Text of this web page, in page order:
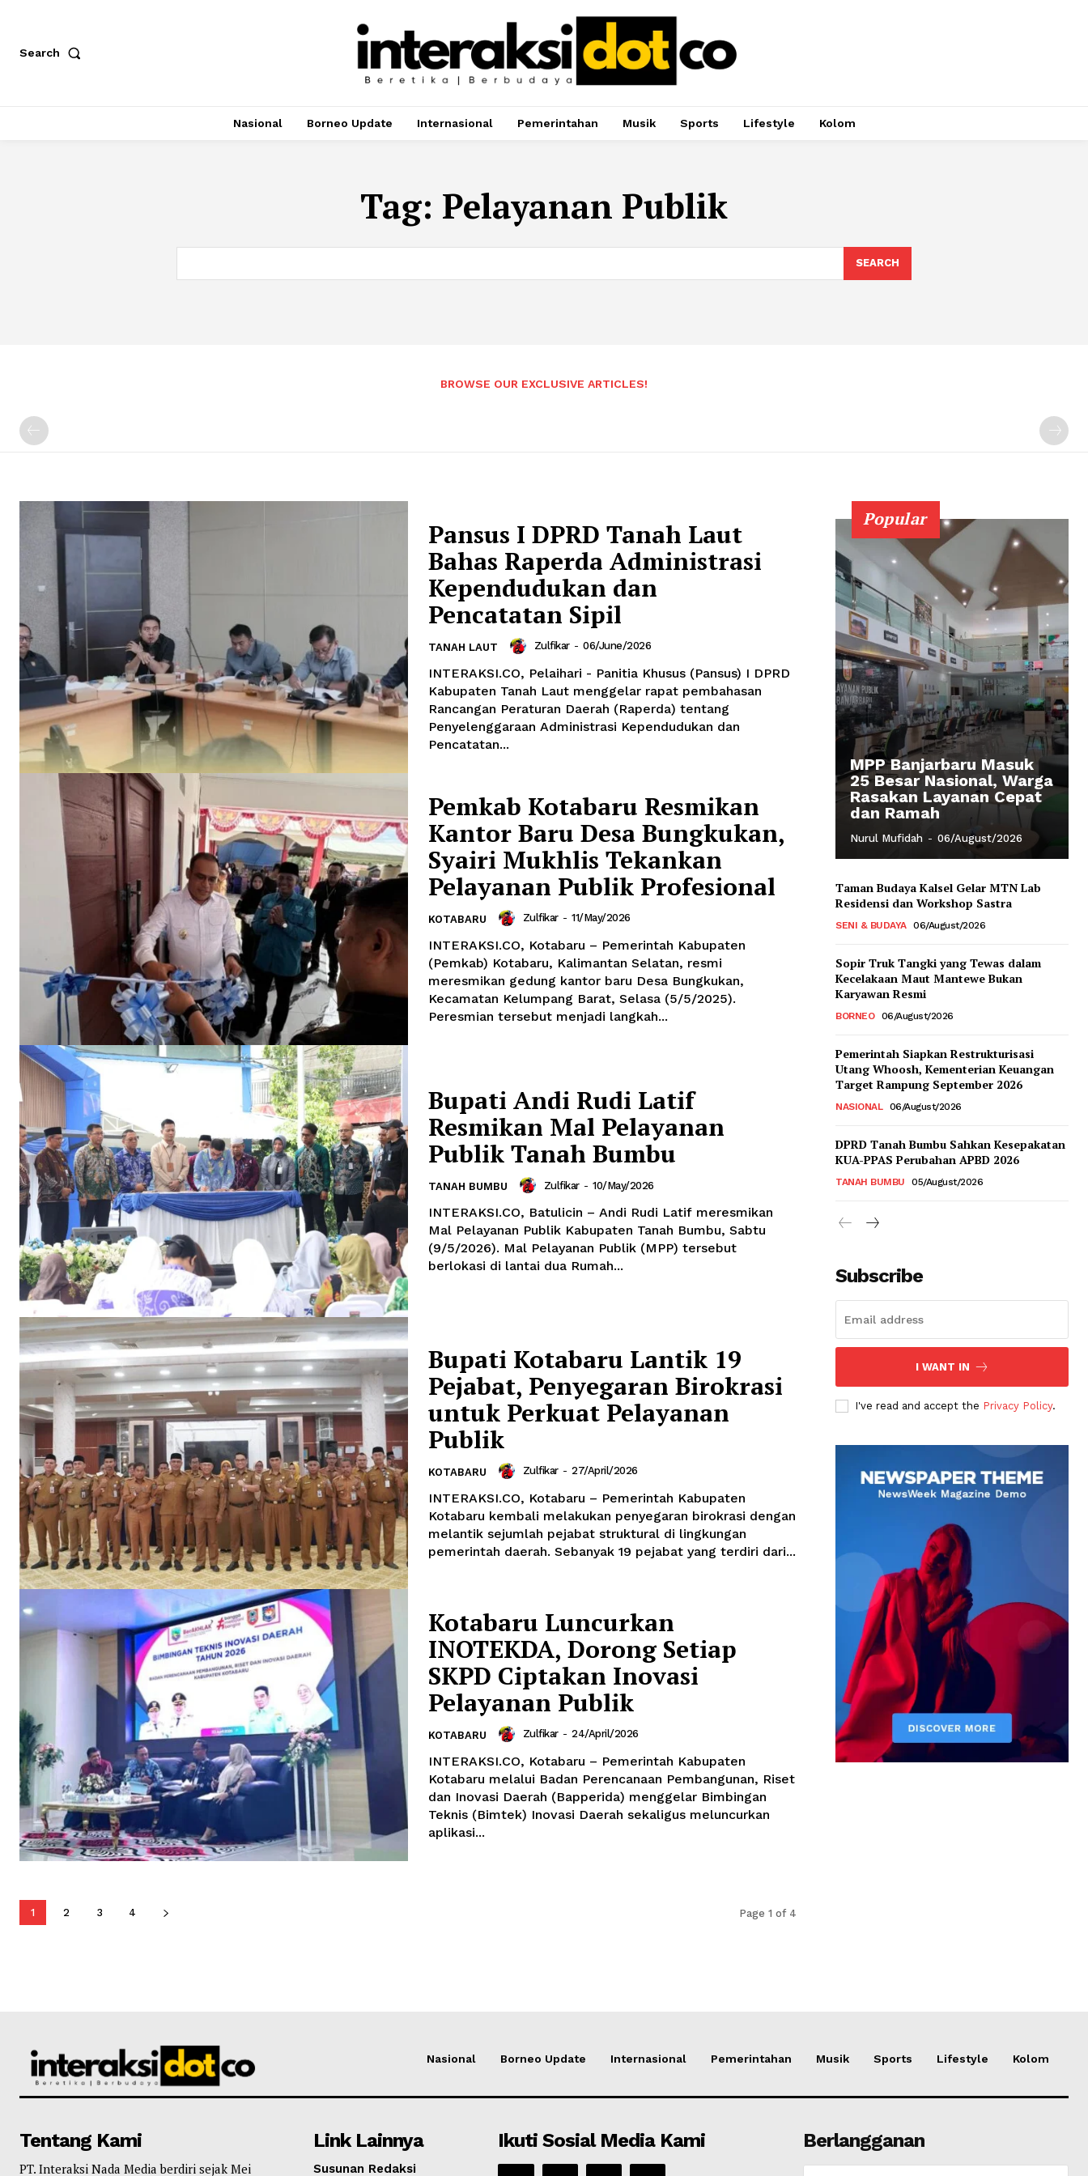
Search
Nasional Borneo Update Internasional Pemerintahan Musik Sports Lifestyle Kolom
Tag: Pelayanan Publik
SEARCH
BROWSE OUR EXCLUSIVE ARTICLES!
Pansus I DPRD Tanah Laut
Bahas Raperda Administrasi
Kependudukan dan
Pencatatan Sipil
TANAH LAUT Zulfikar - 06/June/2026
INTERAKSI.CO, Pelaihari - Panitia Khusus (Pansus) I DPRD
Kabupaten Tanah Laut menggelar rapat pembahasan
Rancangan Peraturan Daerah (Raperda) tentang
Penyelenggaraan Administrasi Kependudukan dan
Pencatatan...
Pemkab Kotabaru Resmikan
Kantor Baru Desa Bungkukan,
Syairi Mukhlis Tekankan
Pelayanan Publik Profesional
KOTABARU Zulfikar - 11/May/2026
INTERAKSI.CO, Kotabaru – Pemerintah Kabupaten
(Pemkab) Kotabaru, Kalimantan Selatan, resmi
meresmikan gedung kantor baru Desa Bungkukan,
Kecamatan Kelumpang Barat, Selasa (5/5/2025).
Peresmian tersebut menjadi langkah...
Bupati Andi Rudi Latif
Resmikan Mal Pelayanan
Publik Tanah Bumbu
TANAH BUMBU Zulfikar - 10/May/2026
INTERAKSI.CO, Batulicin – Andi Rudi Latif meresmikan
Mal Pelayanan Publik Kabupaten Tanah Bumbu, Sabtu
(9/5/2026). Mal Pelayanan Publik (MPP) tersebut
berlokasi di lantai dua Rumah...
Bupati Kotabaru Lantik 19
Pejabat, Penyegaran Birokrasi
untuk Perkuat Pelayanan
Publik
KOTABARU Zulfikar - 27/April/2026
INTERAKSI.CO, Kotabaru – Pemerintah Kabupaten
Kotabaru kembali melakukan penyegaran birokrasi dengan
melantik sejumlah pejabat struktural di lingkungan
pemerintah daerah. Sebanyak 19 pejabat yang terdiri dari...
Kotabaru Luncurkan
INOTEKDA, Dorong Setiap
SKPD Ciptakan Inovasi
Pelayanan Publik
KOTABARU Zulfikar - 24/April/2026
INTERAKSI.CO, Kotabaru – Pemerintah Kabupaten
Kotabaru melalui Badan Perencanaan Pembangunan, Riset
dan Inovasi Daerah (Bapperida) menggelar Bimbingan
Teknis (Bimtek) Inovasi Daerah sekaligus meluncurkan
aplikasi...
1 2 3 4 Page 1 of 4
Popular
MPP Banjarbaru Masuk
25 Besar Nasional, Warga
Rasakan Layanan Cepat
dan Ramah
Nurul Mufidah - 06/August/2026
Taman Budaya Kalsel Gelar MTN Lab
Residensi dan Workshop Sastra
SENI & BUDAYA 06/August/2026
Sopir Truk Tangki yang Tewas dalam
Kecelakaan Maut Mantewe Bukan
Karyawan Resmi
BORNEO 06/August/2026
Pemerintah Siapkan Restrukturisasi
Utang Whoosh, Kementerian Keuangan
Target Rampung September 2026
NASIONAL 06/August/2026
DPRD Tanah Bumbu Sahkan Kesepakatan
KUA-PPAS Perubahan APBD 2026
TANAH BUMBU 05/August/2026
Subscribe
I WANT IN
I've read and accept the Privacy Policy.
Nasional Borneo Update Internasional Pemerintahan Musik Sports Lifestyle Kolom
Tentang Kami
PT. Interaksi Nada Media berdiri sejak Mei
Link Lainnya
Susunan Redaksi
Ikuti Sosial Media Kami Berlangganan